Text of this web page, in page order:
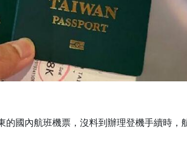
國內航班機票，沒料到辦理登機手續時，